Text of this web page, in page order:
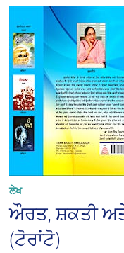
ਲੇਖ
ਔਰਤ, ਸ਼ਕਤੀ
(ਟੋਰਾਂਟੋ)